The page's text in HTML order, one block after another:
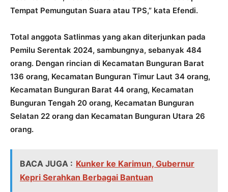
Tempat Pemungutan Suara atau TPS,” kata Efendi.
Total anggota Satlinmas yang akan diterjunkan pada
Pemilu Serentak 2024, sambungnya, sebanyak 484
orang. Dengan rincian di Kecamatan Bunguran Barat
136 orang, Kecamatan Bunguran Timur Laut 34 orang,
Kecamatan Bunguran Barat 44 orang, Kecamatan
Bunguran Tengah 20 orang, Kecamatan Bunguran
Selatan 22 orang dan Kecamatan Bunguran Utara 26
orang.
BACA JUGA : Kunker ke Karimun, Gubernur
Kepri Serahkan Berbagai Bantuan